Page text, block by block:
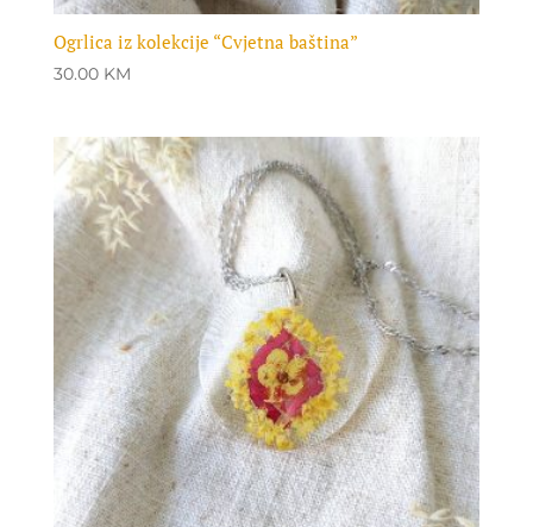
Ogrlica iz kolekcije “Cvjetna baština”
30.00 KM